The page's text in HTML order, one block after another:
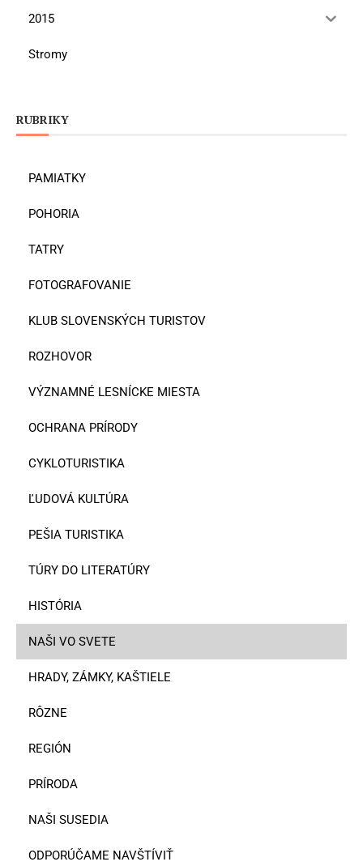
2015
Stromy
RUBRIKY
PAMIATKY
POHORIA
TATRY
FOTOGRAFOVANIE
KLUB SLOVENSKÝCH TURISTOV
ROZHOVOR
VÝZNAMNÉ LESNÍCKE MIESTA
OCHRANA PRÍRODY
CYKLOTURISTIKA
ĽUDOVÁ KULTÚRA
PEŠIA TURISTIKA
TÚRY DO LITERATÚRY
HISTÓRIA
NAŠI VO SVETE
HRADY, ZÁMKY, KAŠTIELE
RÔZNE
REGIÓN
PRÍRODA
NAŠI SUSEDIA
ODPORÚČAME NAVŠTÍVIŤ